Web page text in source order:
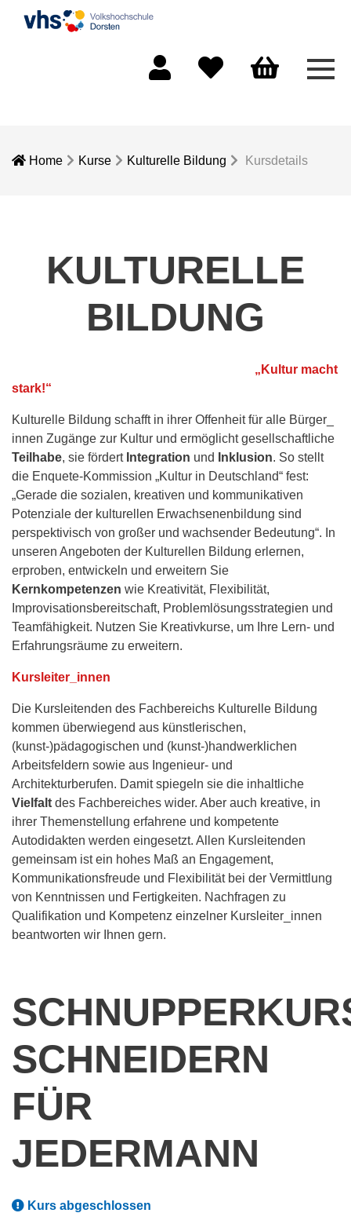
Home Kurse Kulturelle Bildung Kursdetails
KULTURELLE
BILDUNG
„Kultur macht
stark!“
Kulturelle Bildung schafft in ihrer Offenheit für alle Bürger_
innen Zugänge zur Kultur und ermöglicht gesellschaftliche
Teilhabe, sie fördert Integration und Inklusion. So stellt
die Enquete-Kommission „Kultur in Deutschland“ fest:
„Gerade die sozialen, kreativen und kommunikativen
Potenziale der kulturellen Erwachsenenbildung sind
perspektivisch von großer und wachsender Bedeutung“. In
unseren Angeboten der Kulturellen Bildung erlernen,
erproben, entwickeln und erweitern Sie
Kernkompetenzen wie Kreativität, Flexibilität,
Improvisationsbereitschaft, Problemlösungsstrategien und
Teamfähigkeit. Nutzen Sie Kreativkurse, um Ihre Lern- und
Erfahrungsräume zu erweitern.
Kursleiter_innen
Die Kursleitenden des Fachbereichs Kulturelle Bildung
kommen überwiegend aus künstlerischen,
(kunst-)pädagogischen und (kunst-)handwerklichen
Arbeitsfeldern sowie aus Ingenieur- und
Architekturberufen. Damit spiegeln sie die inhaltliche
Vielfalt des Fachbereiches wider. Aber auch kreative, in
ihrer Themenstellung erfahrene und kompetente
Autodidakten werden eingesetzt. Allen Kursleitenden
gemeinsam ist ein hohes Maß an Engagement,
Kommunikationsfreude und Flexibilität bei der Vermittlung
von Kenntnissen und Fertigkeiten. Nachfragen zu
Qualifikation und Kompetenz einzelner Kursleiter_innen
beantworten wir Ihnen gern.
SCHNEIDERN
FÜR
JEDERMANN
Kurs abgeschlossen